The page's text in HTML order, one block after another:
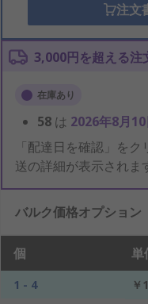
注文
3,000円を超える注
在庫あり
58 は 2026年8月10
「配達日を確認」を
送の詳細が表示されま
バルク価格オプション
個 単
1 - 4
￥